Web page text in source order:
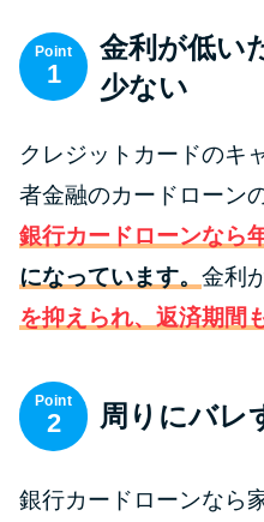
便利なコンテン
カード
リボ払
カード
Point
1
金利が低い
少ない
クレジットカードのキ
者金融のカードローン
銀行カードローンなら
になっています。 金利
を抑えられ、返済期間
Point
2 周りにバレ
銀行カードローンなら